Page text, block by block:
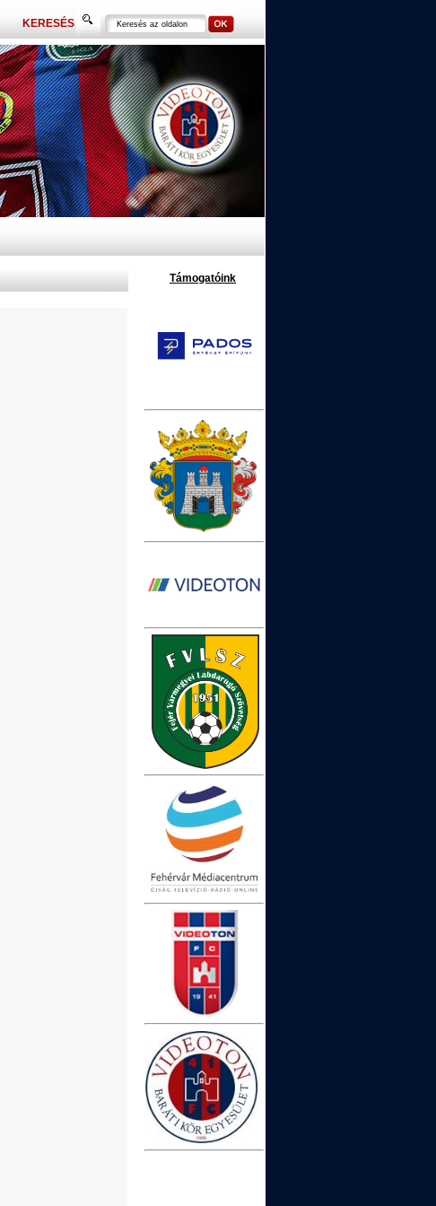
KERESÉS
Támogatóink